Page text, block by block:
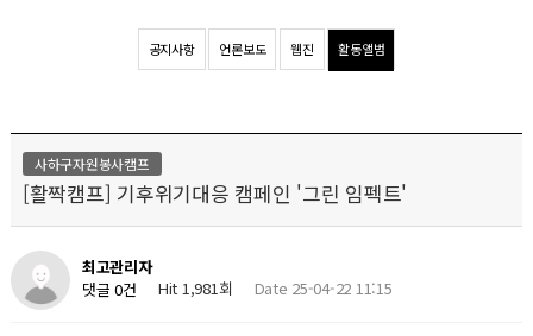
공지사항 언론보도 웹진 활동앨범
사하구자원봉사캠프
[활짝캠프] 기후위기대응 캠페인 '그린 임펙트'
최고관리자
댓글 0건
Hit 1,981회 Date 25-04-22 11:15